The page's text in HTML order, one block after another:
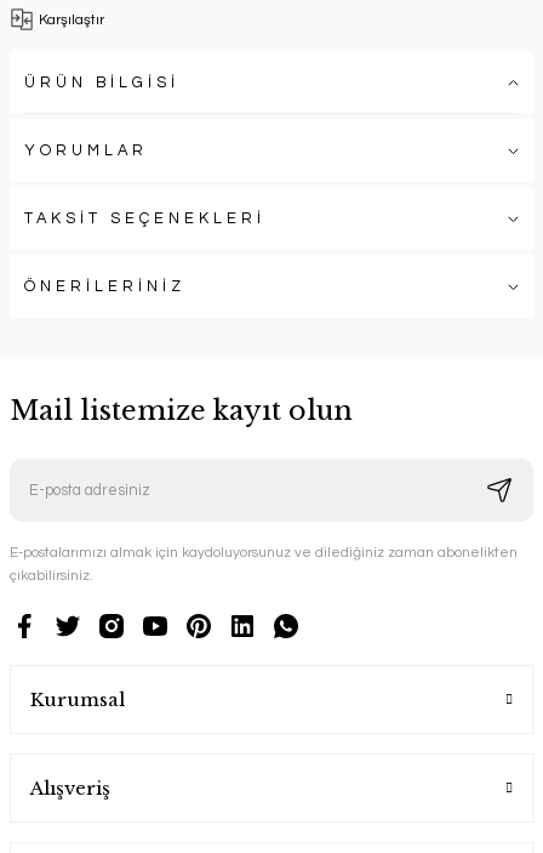
Karşılaştır
ÜRÜN BİLGİSİ
YORUMLAR
TAKSİT SEÇENEKLERİ
ÖNERİLERİNİZ
Mail listemize kayıt olun
E-postalarımızı almak için kaydoluyorsunuz ve dilediğiniz zaman abonelikten
çıkabilirsiniz.
Kurumsal
Alışveriş